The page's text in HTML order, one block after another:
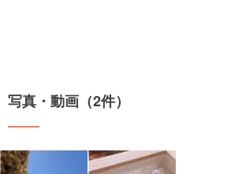
写真・動画（2件）